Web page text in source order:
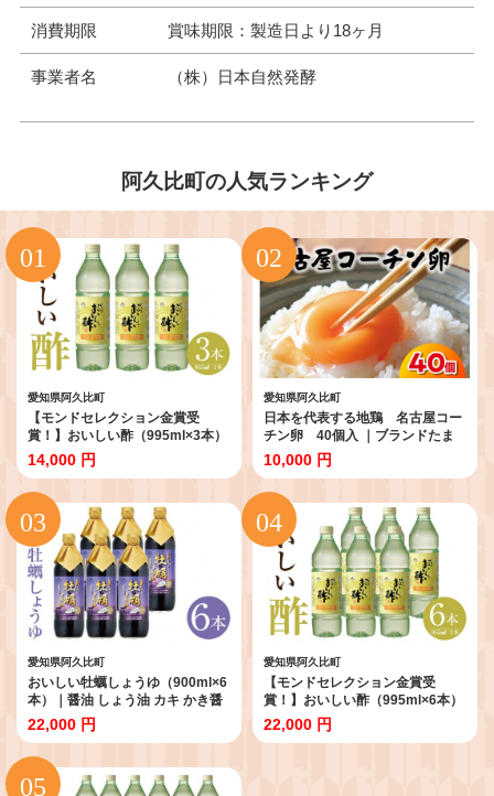
消費期限 賞味期限：製造日より18ヶ月
事業者名 （株）日本自然発酵
阿久比町の人気ランキング
愛知県阿久比町
【モンドセレクション金賞受
賞！】おいしい酢（995ml×3本）
｜酢 お酢 調味料 飲む酢 飲むお酢
ビネガー 便利 美味しい まろやか
マイルド 飲む かける 漬ける 料理
ヘルシー みかん果実酢配合 酢の
物 サラダ ドレッシング マリネ ピ
クルス 南蛮漬け 送料無料 愛知県
阿久比町
14,000 円
愛知県阿久比町
日本を代表する地鶏 名古屋コー
チン卵 40個入 ｜ブランドたま
ご ブランド卵 ブランド玉子 卵 た
まご タマゴ 玉子 鶏卵 産みたて 新
鮮 こだわり 上質 濃厚 卵焼き 卵か
けご飯 国産 阿久比町産 特産 送料
無料 愛知県 阿久比町
10,000 円
愛知県阿久比町
おいしい牡蠣しょうゆ（900ml×6
本）｜醤油 しょう油 カキ かき醤
油 牡蠣醤油 調味料 国産 国産醤油
丸大豆醤油 丸大豆しょうゆ 簡単
手軽 便利 美味しい 料理 煮物 刺身
照り焼き 送料無料 愛知県 阿久比
町
22,000 円
愛知県阿久比町
【モンドセレクション金賞受
賞！】おいしい酢（995ml×6本）
｜ 酢 お酢 調味料 飲む酢 飲むお酢
ビネガー 便利 美味しい まろやか
22,000 円